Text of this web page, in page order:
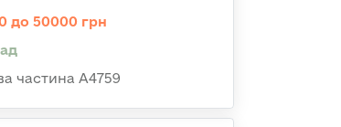
до 50000 грн
частина А4759